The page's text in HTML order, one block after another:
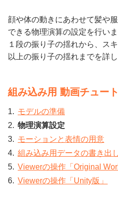
顔や体の動きにあわせて髪や
できる物理演算の設定を行いま
１段の振り子の揺れから、ス
以上の振り子の揺れまでを詳
組み込み用 動画チュー
モデルの準備
物理演算設定
モーションと表情の用意
組み込み用データの書き出
Viewerの操作「Original
Viewerの操作「Unity版」